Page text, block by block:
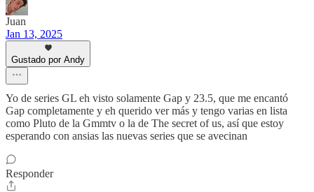
Juan
Jan 13, 2025
Gustado por Andy
Yo de series GL eh visto solamente Gap y 23.5, que me encantó
Gap completamente y eh querido ver más y tengo varias en lista
como Pluto de la Gmmtv o la de The secret of us, así que estoy
esperando con ansias las nuevas series que se avecinan
Responder